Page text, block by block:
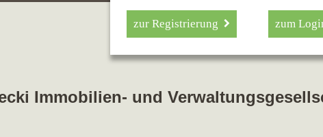
zur Registrierung zum
Immobilien- und